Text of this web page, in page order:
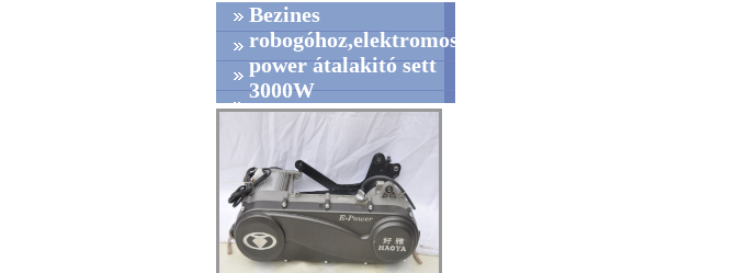
Bezines
robogóhoz,elektromos
power átalakitó sett
3000W